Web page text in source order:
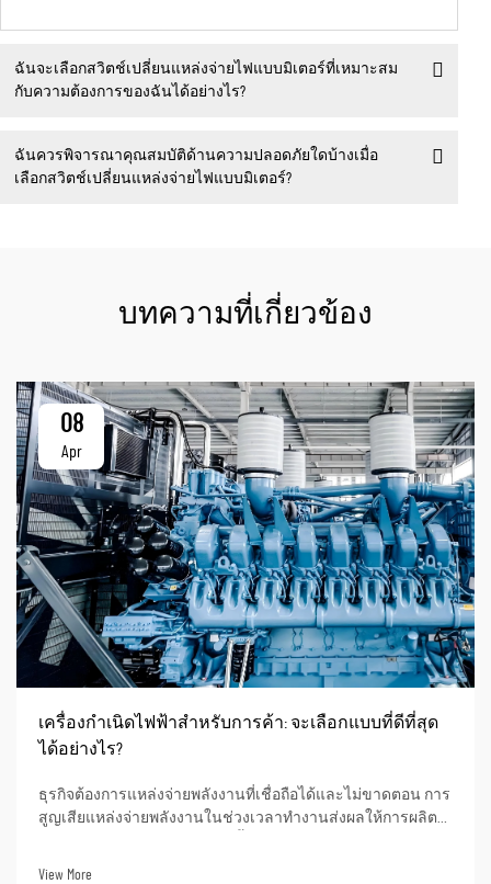
ฉันจะเลือกสวิตช์เปลี่ยนแหล่งจ่ายไฟแบบมิเตอร์ที่เหมาะสม
กับความต้องการของฉันได้อย่างไร?
ฉันควรพิจารณาคุณสมบัติด้านความปลอดภัยใดบ้างเมื่อ
เลือกสวิตช์เปลี่ยนแหล่งจ่ายไฟแบบมิเตอร์?
บทความที่เกี่ยวข้อง
08
Apr
เครื่องกำเนิดไฟฟ้าสำหรับการค้า: จะเลือกแบบที่ดีที่สุด
ได้อย่างไร?
ธุรกิจต้องการแหล่งจ่ายพลังงานที่เชื่อถือได้และไม่ขาดตอน การ
สูญเสียแหล่งจ่ายพลังงานในช่วงเวลาทำงานส่งผลให้การผลิต
View More